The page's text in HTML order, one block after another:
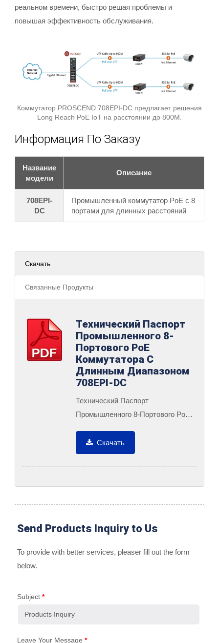
реальном времени, быстро решая проблемы и
повышая эффективность обслуживания.
Коммутатор PROSCEND 708EPI-DC предлагает решения
Long Reach PoE IoT на расстоянии до 800M.
Информация По Заказу
Название
модели
Описание
708EPI-
DC
Промышленный коммутатор PoE с 8
портами для длинных расстояний
Скачать
Связанные Продукты
Технический Паспорт
Промышленного 8-
Портового PoE
Коммутатора С
Длинным Диапазоном
708EPI-DC
Технический Паспорт
Промышленного 8-Портового PoE
Диапазоном...
Скачать